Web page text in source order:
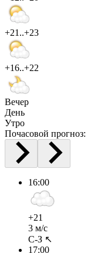
+21..+23
+16..+22
Вечер
День
Утро
Почасовой прогноз:
16:00
+21
3 м/с
С-З ↖
17:00